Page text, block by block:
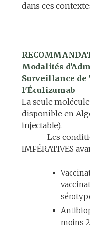
dans ces
Modalités
Surveillance
l'Éculizumab
La seule
disponible en
injectable).
Les
IMPÉRATIVES
moins